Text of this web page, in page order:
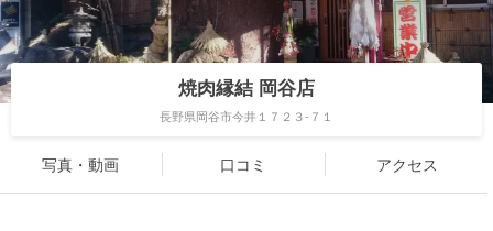
焼肉縁結 岡谷店
長野県岡谷市今井１７２３-７１
写真・動画 口コミ アクセス